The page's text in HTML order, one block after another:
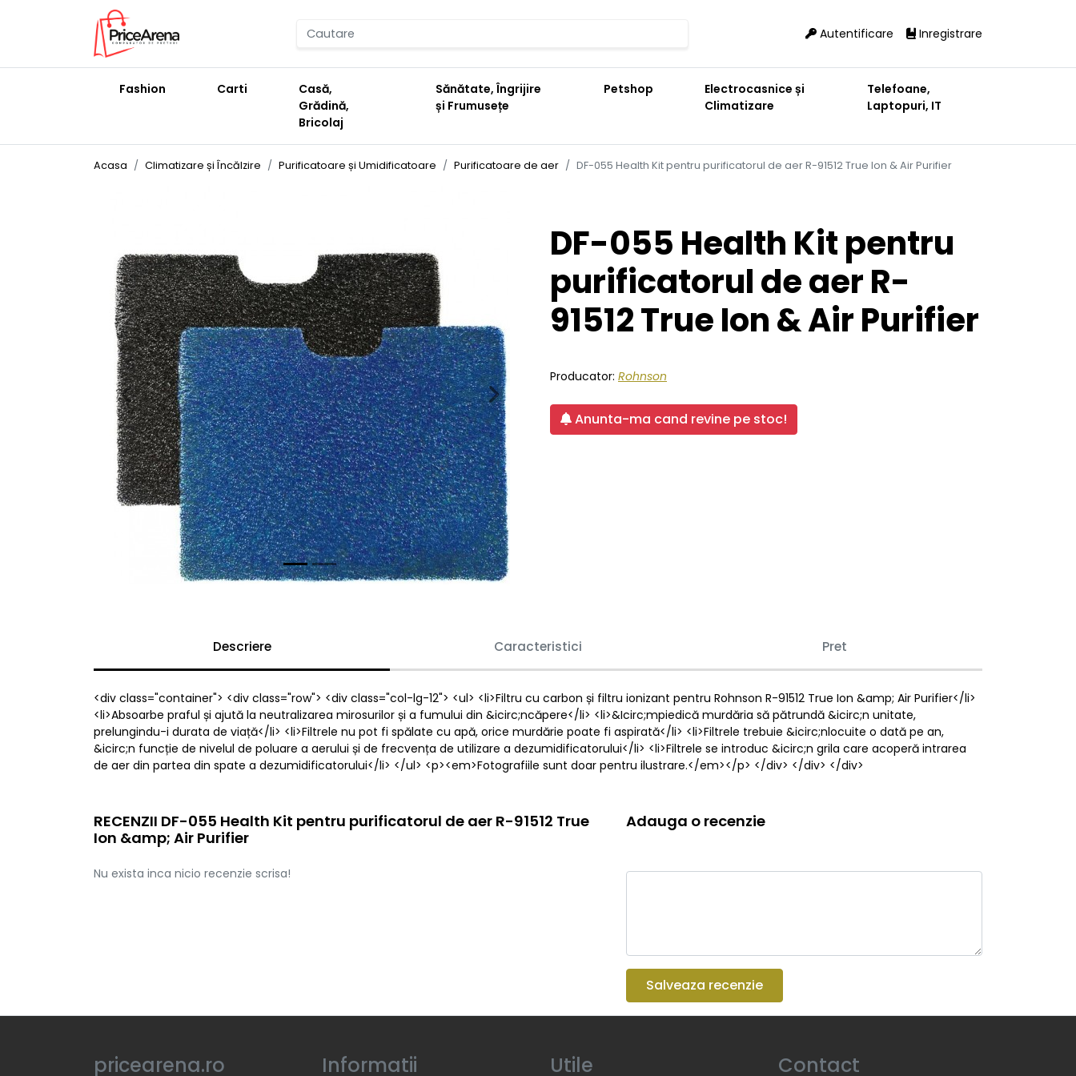
Autentificare Inregistrare
Fashion Carti
Casă,
Grădină,
Bricolaj
Sănătate, Îngrijire
și Frumusețe
Petshop
Electrocasnice și
Climatizare
Telefoane,
Laptopuri, IT
Acasa Climatizare și Încălzire Purificatoare și Umidificatoare Purificatoare de aer DF-055 Health Kit pentru purificatorul de aer R-91512 True Ion & Air Purifier
Previous Next
DF-055 Health Kit pentru
purificatorul de aer R-
91512 True Ion & Air Purifier
Producator: Rohnson
Anunta-ma cand revine pe stoc!
Descriere Caracteristici Pret
<div class="container"> <div class="row"> <div class="col-lg-12"> <ul> <li>Filtru cu carbon și filtru ionizant pentru Rohnson R-91512 True Ion &amp; Air Purifier</li>
<li>Absoarbe praful și ajută la neutralizarea mirosurilor și a fumului din &icirc;ncăpere</li> <li>&Icirc;mpiedică murdăria să pătrundă &icirc;n unitate,
prelungindu-i durata de viață</li> <li>Filtrele nu pot fi spălate cu apă, orice murdărie poate fi aspirată</li> <li>Filtrele trebuie &icirc;nlocuite o dată pe an,
&icirc;n funcție de nivelul de poluare a aerului și de frecvența de utilizare a dezumidificatorului</li> <li>Filtrele se introduc &icirc;n grila care acoperă intrarea
de aer din partea din spate a dezumidificatorului</li> </ul> <p><em>Fotografiile sunt doar pentru ilustrare.</em></p> </div> </div> </div>
RECENZII DF-055 Health Kit pentru purificatorul de aer R-91512 True
Ion &amp; Air Purifier
Nu exista inca nicio recenzie scrisa!
Adauga o recenzie
Salveaza recenzie
pricearena.ro Informatii Utile Contact